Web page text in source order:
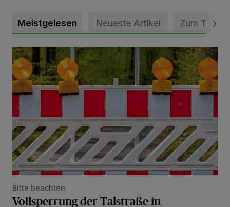
Meistgelesen Neueste Artikel Zum Thema
Vollsperrung der Talstraße in Grevenbroich-Kapellen
Bitte beachten
Vollsperrung der Talstraße in